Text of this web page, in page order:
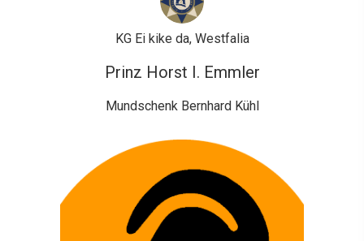
KG Ei kike da, Westfalia
Prinz Horst I. Emmler
Mundschenk Bernhard Kühl